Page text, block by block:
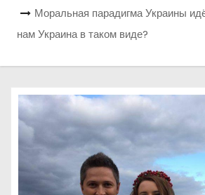
Моральная парадигма Украины
нам Украина в таком виде?